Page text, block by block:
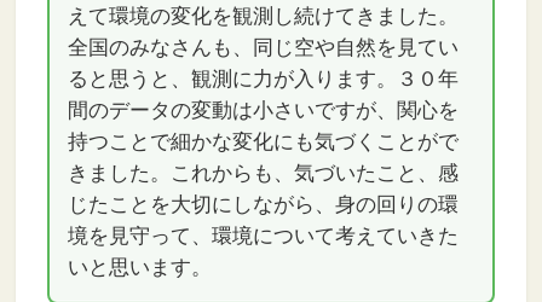
えて環境の変化を観測し続けてきました。
全国のみなさんも、同じ空や自然を見てい
ると思うと、観測に力が入ります。３０年
間のデータの変動は小さいですが、関心を
持つことで細かな変化にも気づくことがで
きました。これからも、気づいたこと、感
じたことを大切にしながら、身の回りの環
境を見守って、環境について考えていきた
いと思います。